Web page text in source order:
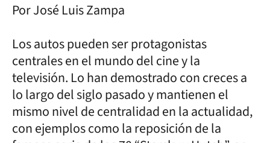
Por José Luis Zampa
Los autos pueden ser protagonistas
centrales en el mundo del cine y la
televisión. Lo han demostrado con creces a
lo largo del siglo pasado y mantienen el
mismo nivel de centralidad en la actualidad,
con ejemplos como la reposición de la